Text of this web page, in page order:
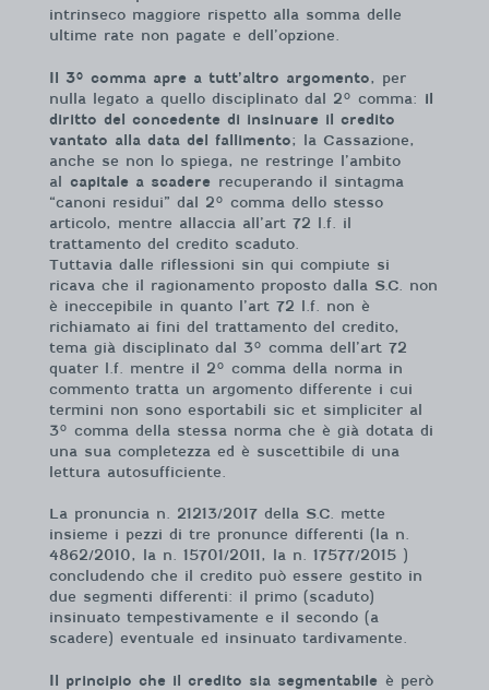
intrinseco maggiore rispetto alla somma delle
ultime rate non pagate e dell’opzione.
Il 3° comma apre a tutt’altro argomento, per
nulla legato a quello disciplinato dal 2° comma: il
diritto del concedente di insinuare il credito
vantato alla data del fallimento; la Cassazione,
anche se non lo spiega, ne restringe l’ambito
al capitale a scadere recuperando il sintagma
“canoni residui” dal 2° comma dello stesso
articolo, mentre allaccia all’art 72 l.f. il
trattamento del credito scaduto.
Tuttavia dalle riflessioni sin qui compiute si
ricava che il ragionamento proposto dalla S.C. non
è ineccepibile in quanto l’art 72 l.f. non è
richiamato ai fini del trattamento del credito,
tema già disciplinato dal 3° comma dell’art 72
quater l.f. mentre il 2° comma della norma in
commento tratta un argomento differente i cui
termini non sono esportabili sic et simpliciter al
3° comma della stessa norma che è già dotata di
una sua completezza ed è suscettibile di una
lettura autosufficiente.
La pronuncia n. 21213/2017 della S.C. mette
insieme i pezzi di tre pronunce differenti (la n.
4862/2010, la n. 15701/2011, la n. 17577/2015 )
concludendo che il credito può essere gestito in
due segmenti differenti: il primo (scaduto)
insinuato tempestivamente e il secondo (a
scadere) eventuale ed insinuato tardivamente.
Il principio che il credito sia segmentabile è però